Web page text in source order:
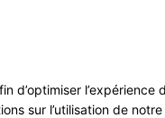
d’optimiser
sur l’utilisation de